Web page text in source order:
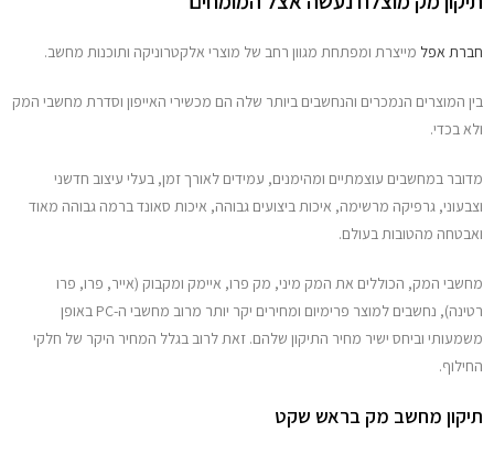
שירות תיקונים למכשירי אפל
חברת אפל מייצרת ומפתחת מגוון רחב של מוצרי אלקטרוניקה ותוכנות מחשב.
בין המוצרים הנמכרים והנחשבים ביותר שלה הם מכשירי האייפון וסדרת מחשבי המק
ולא בכדי.
מדובר במחשבים עוצמתיים ומהימנים, עמידים לאורך זמן, בעלי עיצוב חדשני
וצבעוני, גרפיקה מרשימה, איכות ביצועים גבוהה, איכות סאונד ברמה גבוהה מאוד
ואבטחה מהטובות בעולם.
מחשבי המק, הכוללים את המק מיני, מק פרו, איימק ומקבוק (אייר, פרו, פרו
רטינה), נחשבים למוצר פרימיום ומחירים יקר יותר מרוב מחשבי ה-PC באופן
משמעותי וביחס ישיר מחיר התיקון שלהם. זאת לרוב בגלל המחיר היקר של חלקי
החילוף.
תיקון מחשב מק בראש שקט